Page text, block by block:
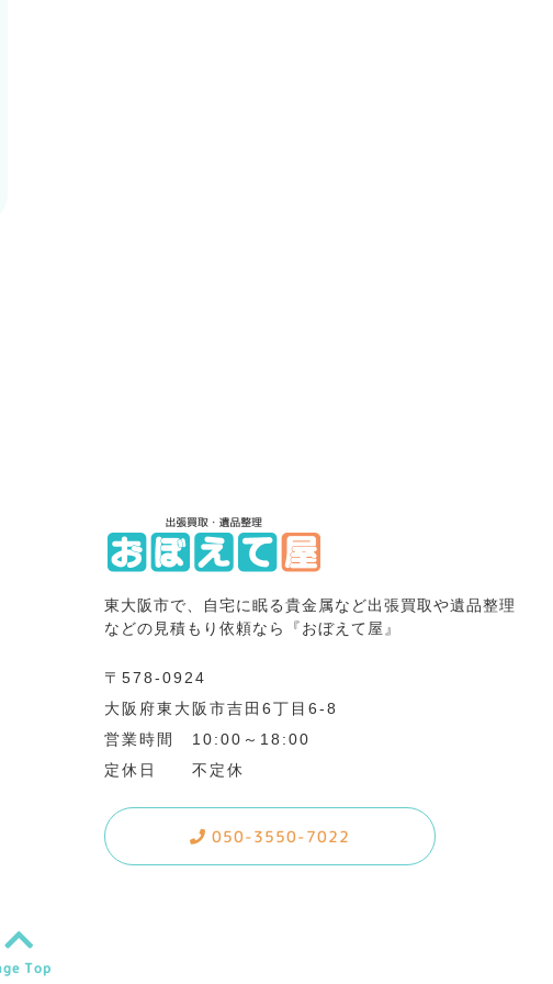
東大阪市で、自宅に眠る貴金属など出張買取や遺品整理
などの見積もり依頼なら『おぼえて屋』
〒578-0924
大阪府東大阪市吉田6丁目6-8
営業時間 10:00～18:00
定休日 不定休
050-3550-7022
Top